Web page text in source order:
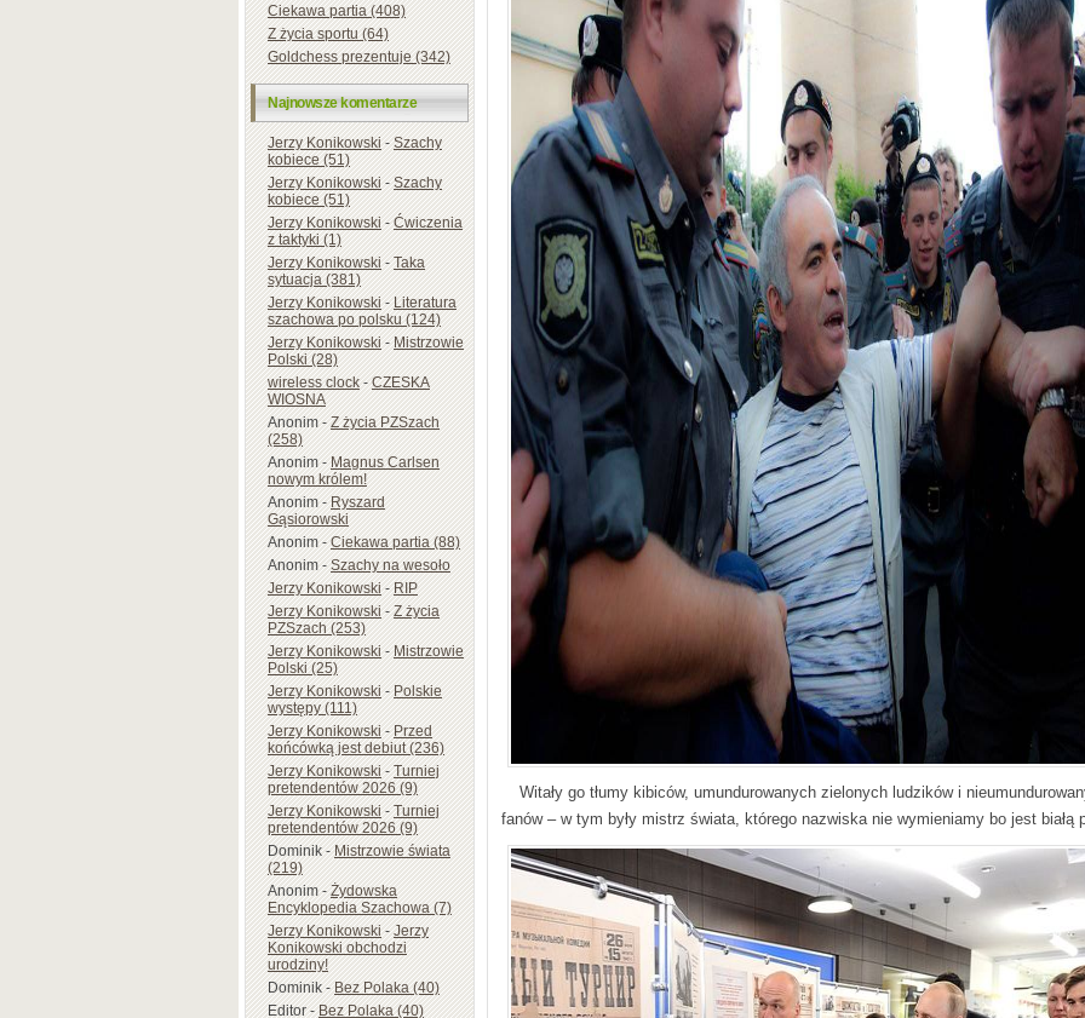
Ciekawa partia (408)
Z życia sportu (64)
Goldchess prezentuje (342)
Najnowsze komentarze
Jerzy Konikowski-Szachy
kobiece (51)
Jerzy Konikowski-Szachy
kobiece (51)
Jerzy Konikowski-Ćwiczenia
z taktyki (1)
Jerzy Konikowski-Taka
sytuacja (381)
Jerzy Konikowski-Literatura
szachowa po polsku (124)
Jerzy Konikowski-Mistrzowie
Polski (28)
wireless clock-CZESKA
WIOSNA
Anonim-Z życia PZSzach
(258)
Anonim-Magnus Carlsen
nowym królem!
Anonim-Ryszard
Gąsiorowski
Anonim-Ciekawa partia (88)
Anonim-Szachy na wesoło
Jerzy Konikowski-RIP
Jerzy Konikowski-Z życia
PZSzach (253)
Jerzy Konikowski-Mistrzowie
Polski (25)
Jerzy Konikowski-Polskie
występy (111)
Jerzy Konikowski-Przed
końcówką jest debiut (236)
Jerzy Konikowski-Turniej
pretendentów 2026 (9)
Jerzy Konikowski-Turniej
pretendentów 2026 (9)
Dominik-Mistrzowie świata
(219)
Anonim-Żydowska
Encyklopedia Szachowa (7)
Jerzy Konikowski-Jerzy
Konikowski obchodzi
urodziny!
Dominik-Bez Polaka (40)
Editor-Bez Polaka (40)
Witały go tłumy kibiców, umundurowanych zielonych ludzików i
fanów – w tym były mistrz świata, którego nazwiska nie wymieniamy bo jest białą